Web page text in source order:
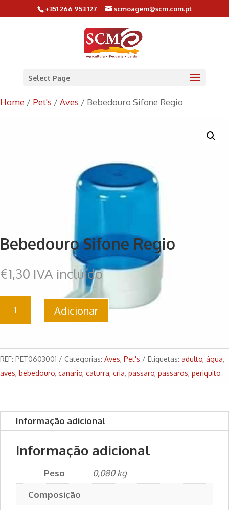
+351 266 953 127 scmoagem@scm.com.pt
Select Page
Home / Pet's / Aves / Bebedouro Sifone Regio
Bebedouro Sifone Regio
€1,30 IVA incluído
Quantidade
Sifone
Regio
Adicionar
REF: PET0603001 Categorias: Aves, Pet's Etiquetas: adulto, água,
aves, bebedouro, canario, caturra, cria, passaro, passaros, periquito
Informação adicional
Informação adicional
Peso
0,080 kg
Composição